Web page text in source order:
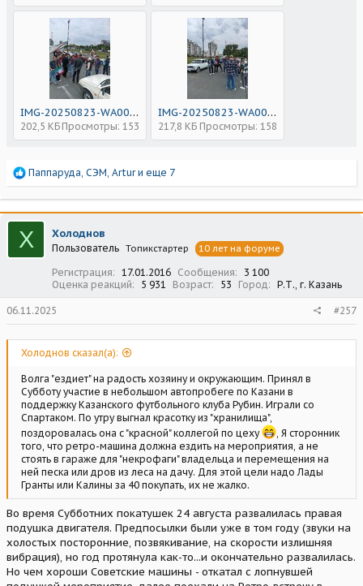
IMG-20250823-WA0059.jpg
202,5 КБ Просмотры: 153
IMG-20250823-WA0055.jpg
217,8 КБ Просмотры: 158
Р
а
к
ц
и
и
Паппаруда, СЭМ, Arturи еще 7
Х Холоднов
Пользователь Топикстартер 10 лет на форуме
Регистрация 17.01.2016 Сообщения
3 100
Оценка реакций
5 931 Возраст 53 Город Р.Т., г. Казань
06.11.2025 #257
Холоднов сказал(а):
Волга "ездиет" на радость хозяину и окружающим. Принял в
Субботу участие в небольшом автопробеге по Казани в
поддержку Казанского футбольного клуба Рубин. Играли со
Спартаком. По утру выгнал красотку из "хранилища",
поздоровалась она с "красной" коллегой по цеху
, Я сторонник
того, что ретро-машина должна ездить на мероприятия, а не
стоять в гараже для "некрофаги" владельца и перемещения на
ней песка или дров из леса на дачу. Для этой цели надо Лады
Гранты или Калины за 40 покупать, их не жалко.
Во время Субботних покатушек 24 августа развалилась правая
подушка двигателя. Предпосылки были уже в том году (звуки на
холостых посторонние, позвякивание, на скорости излишняя
вибрация), но год протянула как-то...и окончательно развалилась.
Но чем хороши Советские машины - откатал с лопнувшей